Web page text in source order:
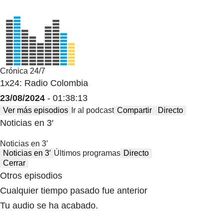
Crónica 24/7
1x24: Radio Colombia
23/08/2024 - 01:38:13
Ver más episodios Ir al podcast Compartir Directo
Noticias en 3′
Noticias en 3′
Noticias en 3′ Últimos programas Directo
Cerrar
Otros episodios
Cualquier tiempo pasado fue anterior
Tu audio se ha acabado.